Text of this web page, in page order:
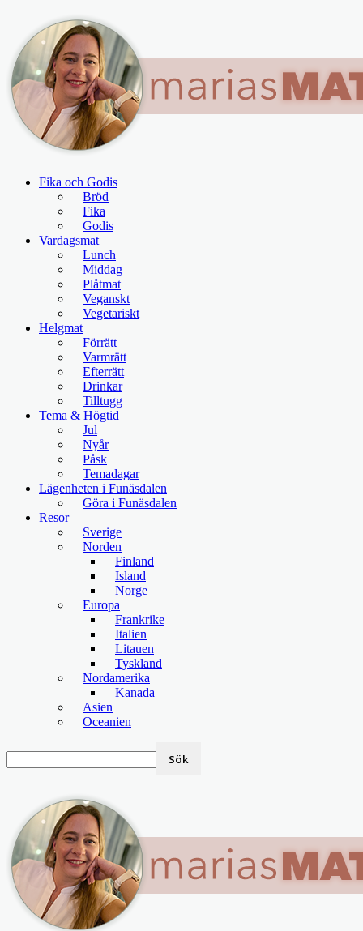
Fika och Godis
Bröd
Fika
Godis
Vardagsmat
Lunch
Middag
Plåtmat
Veganskt
Vegetariskt
Helgmat
Förrätt
Varmrätt
Efterrätt
Drinkar
Tilltugg
Tema & Högtid
Jul
Nyår
Påsk
Temadagar
Lägenheten i Funäsdalen
Göra i Funäsdalen
Resor
Sverige
Norden
Finland
Island
Norge
Europa
Frankrike
Italien
Litauen
Tyskland
Nordamerika
Kanada
Asien
Oceanien